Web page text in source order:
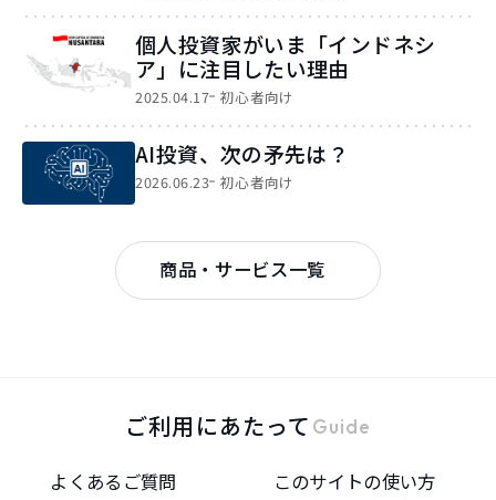
2025.04.17
個人投資家がいま「インドネシ
ア」に注目したい理由
初心者向け
2026.06.23
AI投資、次の矛先は？
初心者向け
商品・サービス一覧
ご利用にあたって Guide
よくあるご質問
このサイトの使い方